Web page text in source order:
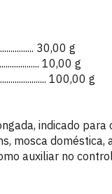
30,00 g
10,00 g
100,00 g
indicado
mosca doméstica,
auxiliar no